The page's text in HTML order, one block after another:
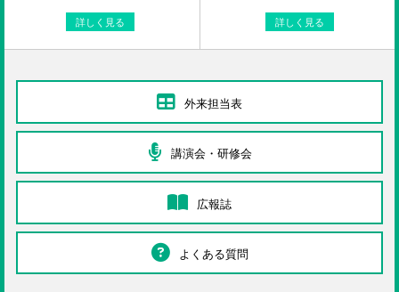
詳しく見る 詳しく見る
外来担当表
講演会・研修会
広報誌
よくある質問